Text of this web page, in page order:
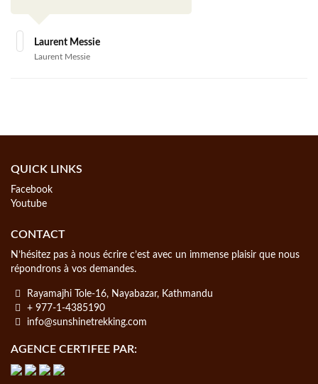
Laurent Messie
Laurent Messie
QUICK LINKS
Facebook
Youtube
CONTACT
N’hésitez pas à nous écrire c’est avec un immense plaisir que nous
répondrons à vos demandes.
Rayamajhi Tole-16, Nayabazar, Kathmandu
+ 977-1-4385190
info@sunshinetrekking.com
AGENCE CERTIFEE PAR: